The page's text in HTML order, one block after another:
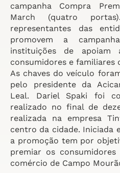
campanha Compra
March (quatro
representantes das
promovem a
instituições de apoiam
consumidores e familiares
As chaves do veículo
pelo presidente da
Leal. Dariel Spaki foi
realizado no final de
realizada na empresa
centro da cidade. Iniciada
a promoção tem por
premiar os
comércio de Campo